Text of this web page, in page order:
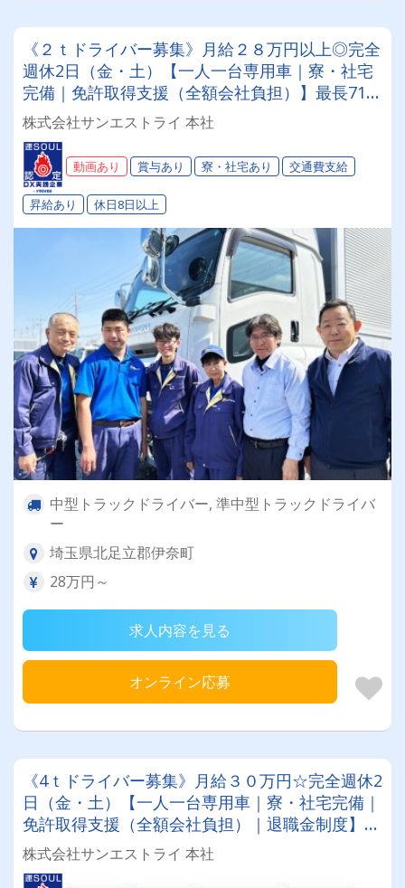
《２ｔドライバー募集》月給２８万円以上◎完全
週休2日（金・土）【一人一台専用車｜寮・社宅
完備｜免許取得支援（全額会社負担）】最長71歳
のドライバー在籍★年収400万以上稼ぐドライバ
ー多数！
株式会社サンエストライ 本社
動画あり 賞与あり 寮・社宅あり 交通費支給
昇給あり 休日8日以上
中型トラックドライバー, 準中型トラックドライバ
ー
埼玉県北足立郡伊奈町
28万円～
求人内容を見る
オンライン応募
《4ｔドライバー募集》月給３０万円☆完全週休2
日（金・土）【一人一台専用車｜寮・社宅完備｜
免許取得支援（全額会社負担）｜退職金制度】20
代～70代活躍！安定＆安心のサンエストライでド
ライバー人生始めませんか。
株式会社サンエストライ 本社